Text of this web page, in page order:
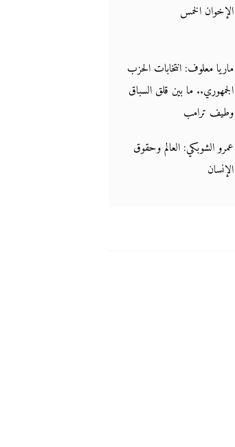
الإخوان الخمس
ماريا معلوف: انتخابات الحزب
الجمهوري.. ما بين قلق السباق
وطيف ترامب
عمرو الشوبكي: العالم وحقوق
الإنسان